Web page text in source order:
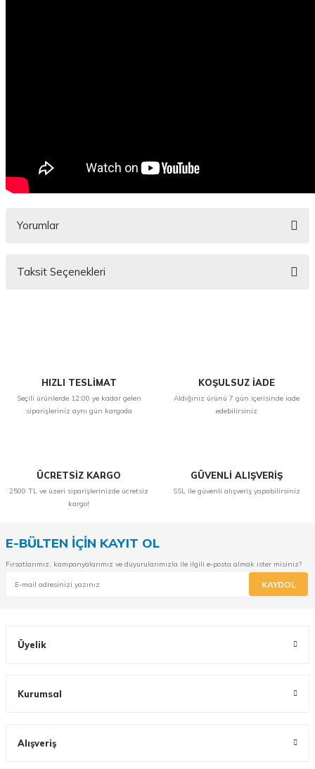
Yorumlar
Taksit Seçenekleri
HIZLI TESLİMAT
Seçili ürünlerde 12:00 ye kadar gelen
siparişleriniz aynı gün kargoda
KOŞULSUZ İADE
Aldığınız ürünü 7 gün içerisinde iade
edebilirsiniz
ÜCRETSİZ KARGO
2500 TL ve üzeri siparişlerinizde ücretsiz
kargo!
GÜVENLİ ALIŞVERİŞ
SSL ile güvenli alışveriş yapabilirsiniz
E-BÜLTEN İÇİN KAYIT OL
Fırsatlarımız, kampanyalarımız ve duyurularımızla ile ilgili e-posta almak ister misiniz?
KAYDOL
Üyelik
Kurumsal
Alışveriş